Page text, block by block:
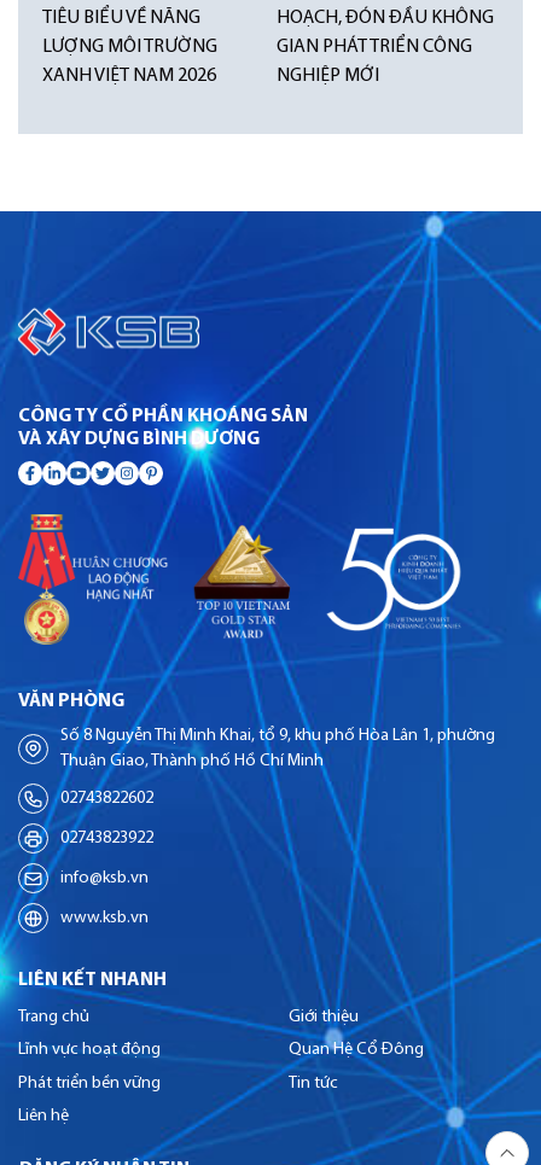
TIÊU BIỂU VỀ NĂNG
LƯỢNG MÔI TRƯỜNG
XANH VIỆT NAM 2026
HOẠCH, ĐÓN ĐẦU KHÔNG
GIAN PHÁT TRIỂN CÔNG
NGHIỆP MỚI
CÔNG TY CỔ PHẦN KHOÁNG SẢN
VÀ XÂY DỰNG BÌNH DƯƠNG
VĂN PHÒNG
Số 8 Nguyễn Thị Minh Khai, tổ 9, khu phố Hòa Lân 1, phường
Thuận Giao, Thành phố Hồ Chí Minh
02743822602
02743823922
info@ksb.vn
www.ksb.vn
LIÊN KẾT NHANH
Trang chủ
Giới thiệu
Lĩnh vực hoạt động
Quan Hệ Cổ Đông
Phát triển bền vững
Tin tức
Liên hệ